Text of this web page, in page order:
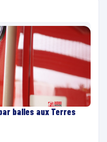
balles aux Terres